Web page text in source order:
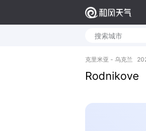
克里米亚 - 乌克兰
Rodnikove